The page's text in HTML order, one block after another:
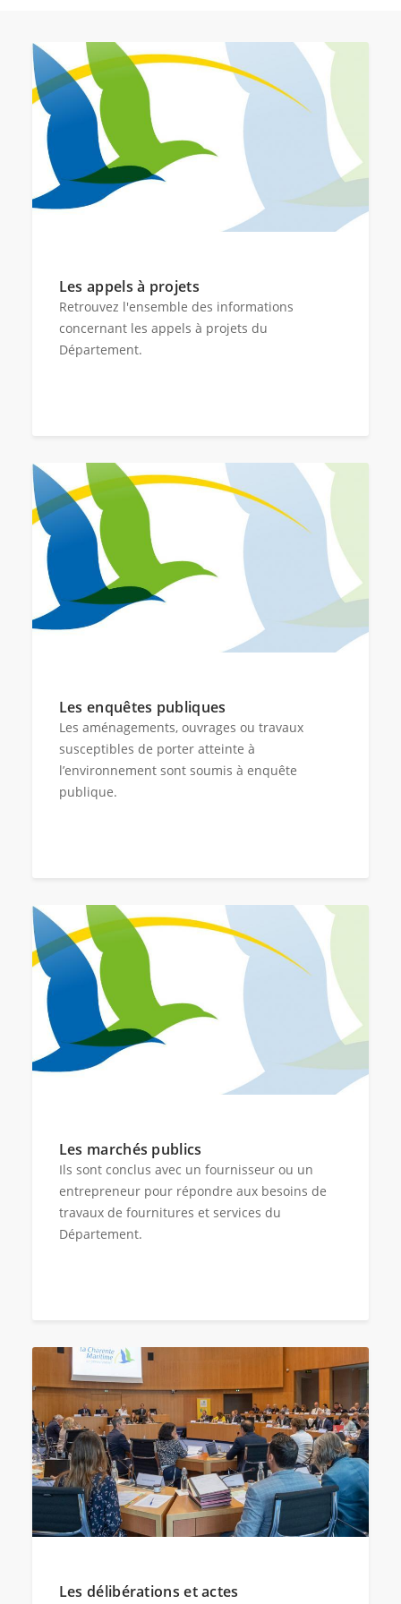
Les appels à projets
Retrouvez l'ensemble des informations
concernant les appels à projets du
Département.
Les enquêtes publiques
Les aménagements, ouvrages ou travaux
susceptibles de porter atteinte à
l’environnement sont soumis à enquête
publique.
Les marchés publics
Ils sont conclus avec un fournisseur ou un
entrepreneur pour répondre aux besoins de
travaux de fournitures et services du
Département.
Les délibérations et actes